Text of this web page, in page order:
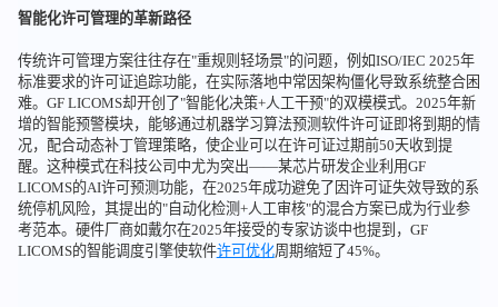
智能化许可管理的革新路径
传统许可管理方案往往存在"重规则轻场景"的问题，例如ISO/IEC 2025年
标准要求的许可证追踪功能，在实际落地中常因架构僵化导致系统整合困
难。GF LICOMS却开创了"智能化决策+人工干预"的双模模式。2025年新
增的智能预警模块，能够通过机器学习算法预测软件许可证即将到期的情
况，配合动态补丁管理策略，使企业可以在许可证过期前50天收到提
醒。这种模式在科技公司中尤为突出——某芯片研发企业利用GF
LICOMS的AI许可预测功能，在2025年成功避免了因许可证失效导致的系
统停机风险，其提出的"自动化检测+人工审核"的混合方案已成为行业参
考范本。硬件厂商如戴尔在2025年接受的专家访谈中也提到，GF
LICOMS的智能调度引擎使软件许可优化周期缩短了45%。